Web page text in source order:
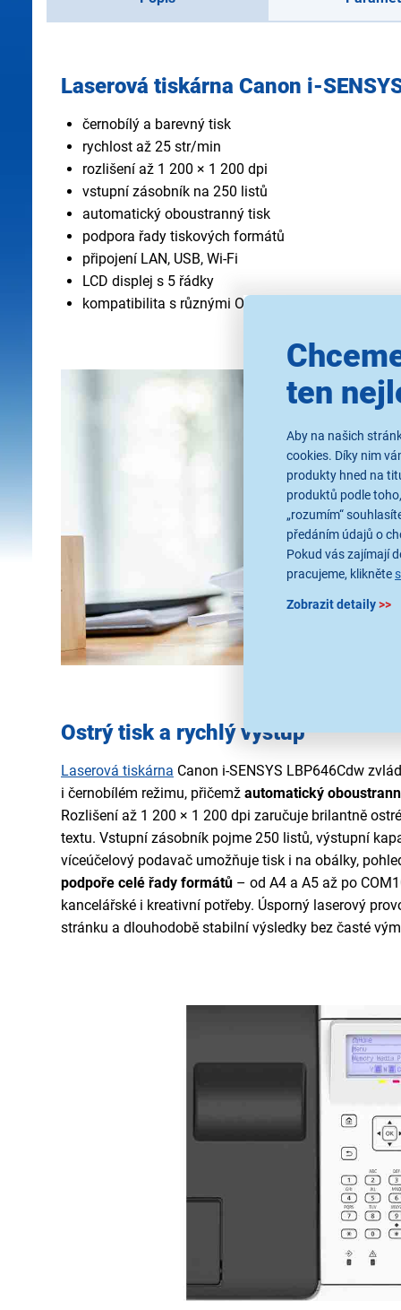
ten
Aby na našich
cookies. Díky nim
produkty hned na
produktů podle
„rozumím“
předáním údajů o
Pokud vás zajímají
pracujeme, klikněte
Zobrazit detaily>>
Laserová tiskárna Canon i-
černobílý a barevný tisk
rychlost až 25 str/min
rozlišení až 1 200 × 1 200 dpi
vstupní zásobník na 250 listů
automatický oboustranný tisk
podpora řady tiskových formátů
připojení LAN, USB, Wi-Fi
LCD displej s 5 řádky
kompatibilita s různými OS
Ostrý tisk a rychlý výstup
Laserová tiskárna Canon i-SENSYS LBP646Cdw
i černobílém režimu, přičemž automatický
Rozlišení až 1 200 × 1 200 dpi zaručuje brilantně
textu. Vstupní zásobník pojme 250 listů, výstupní
víceúčelový podavač umožňuje tisk i na obálky,
podpoře celé řady formátů – od A4 a A5 až po
kancelářské i kreativní potřeby. Úsporný laserový
stránku a dlouhodobě stabilní výsledky bez časté